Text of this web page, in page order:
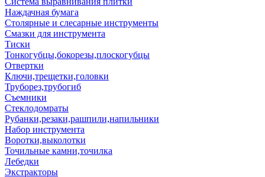
Наждачная бумага
Столярные и слесарные инструменты
Смазки для инструмента
Тиски
Тонкогубцы,бокорезы,плоскогубцы
Отвертки
Ключи,трещетки,головки
Труборез,трубогиб
Съемники
Стеклодомраты
Рубанки,резаки,рашпили,напильники
Набор инструмента
Воротки,выколотки
Точильные камни,точилка
Лебедки
Экстракторы